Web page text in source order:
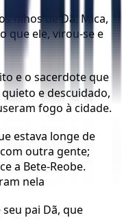
filhos de Dã. Mica,
que ele, virou-se e
e o sacerdote que
e descuidado,
fogo à cidade.
estava longe de
outra gente;
a Bete-Reobe.
nela
pai Dã, que